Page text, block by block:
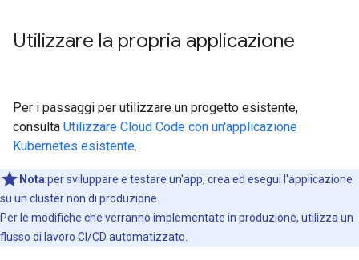
Utilizzare la propria applicazione
Per i passaggi per utilizzare un progetto esistente,
consulta Utilizzare Cloud Code con un'applicazione
Kubernetes esistente.
Nota:per sviluppare e testare un'app, crea ed esegui l'applicazione
su un cluster non di produzione.
Per le modifiche che verranno implementate in produzione, utilizza un
flusso di lavoro CI/CD automatizzato